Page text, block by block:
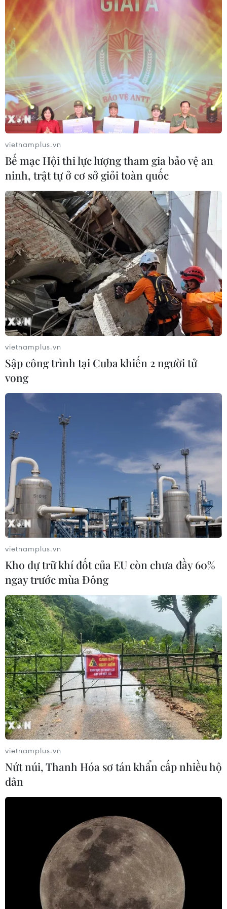
vietnamplus.vn
Bế mạc Hội thi lực lượng tham gia bảo vệ an
ninh, trật tự ở cơ sở giỏi toàn quốc
vietnamplus.vn
Sập công trình tại Cuba khiến 2 người tử
vong
vietnamplus.vn
Kho dự trữ khí đốt của EU còn chưa đầy 60%
ngay trước mùa Đông
vietnamplus.vn
Nứt núi, Thanh Hóa sơ tán khẩn cấp nhiều hộ
dân